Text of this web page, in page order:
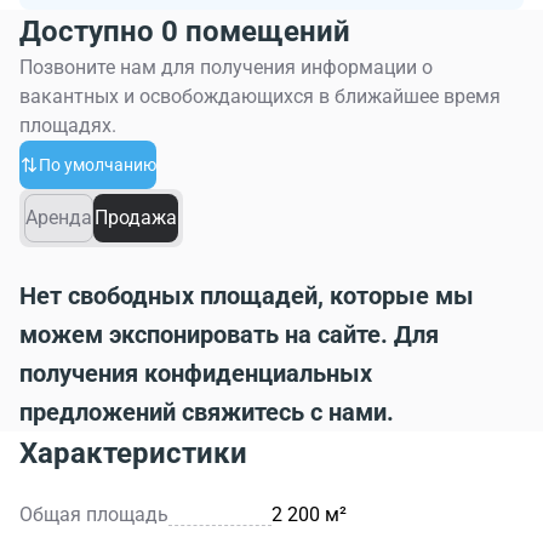
Доступно 0 помещений
Позвоните нам для получения информации о
вакантных и освобождающихся в ближайшее время
площадях.
По умолчанию
Аренда Продажа
Нет свободных площадей, которые мы
можем экспонировать на сайте. Для
получения конфиденциальных
предложений свяжитесь с нами.
Характеристики
Общая площадь 2 200 м²